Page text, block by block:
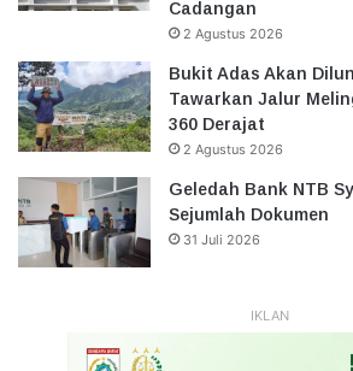
Cadangan
2 Agustus 2026
Bukit Adas Akan
Tawarkan Jalur
360 Derajat
2 Agustus 2026
Geledah Bank NTB
Sejumlah Dokumen
31 Juli 2026
IKLAN